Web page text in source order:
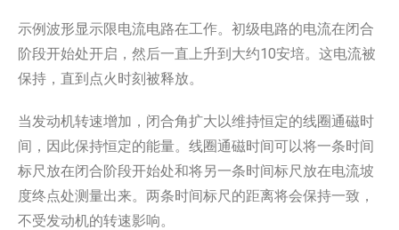
示例波形显示限电流电路在工作。初级电路的电流在闭合
阶段开始处开启，然后一直上升到大约10安培。这电流被
保持，直到点火时刻被释放。
当发动机转速增加，闭合角扩大以维持恒定的线圈通磁时
间，因此保持恒定的能量。线圈通磁时间可以将一条时间
标尺放在闭合阶段开始处和将另一条时间标尺放在电流坡
度终点处测量出来。两条时间标尺的距离将会保持一致，
不受发动机的转速影响。